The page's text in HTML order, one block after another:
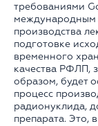
требованиями
международным
производства
подготовке
временного
качества РФЛП,
образом, будет
процесс
радионуклида,
препарата. Это,